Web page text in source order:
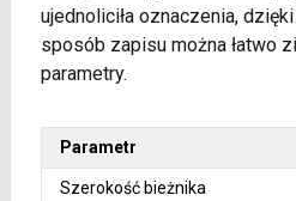
ujednoliciła oznaczenia,
sposób zapisu można łatwo
parametry.
Parametr
Szerokość bieżnika